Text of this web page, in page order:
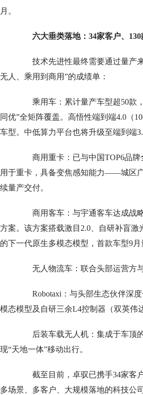
月。
六大垂类落地：34家客户、
技术先进性最终需要通过量产来
无人、乘用到商用”的成绩单：
乘用车：累计量产车型超50款，
同优”全矩阵覆盖。高悟性端到端4.0（
车型。中低算力平台也将升级至端到端
商用重卡：已与中国TOP6品牌
用于重卡，具备变焦感知能力——城区
续量产交付。
商用客车：与宇通客车达成战略
方案。该方案搭载激目2.0、自研补盲
的下一代原生多模态模型，首款车型9月
无人物流车：联合头部运营方与
Robotaxi：与头部生态伙伴深度
模态模型及自研三余L4控制器（双英伟
后装车载无人机：集成于车顶的
现“天地一体”移动出行。
截至目前，卓驭已携手34家客户
多场景、多客户、大规模落地的科技公司